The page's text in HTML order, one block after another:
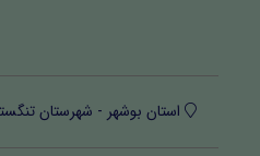
استان بوشهر - شهرستان